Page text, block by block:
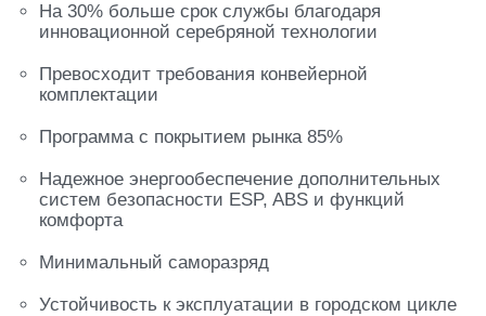
На 30% больше срок службы благодаря
инновационной серебряной технологии
Превосходит требования конвейерной
комплектации
Программа с покрытием рынка 85%
Надежное энергообеспечение дополнительных
систем безопасности ESP, ABS и функций
комфорта
Минимальный саморазряд
Устойчивость к эксплуатации в городском цикле